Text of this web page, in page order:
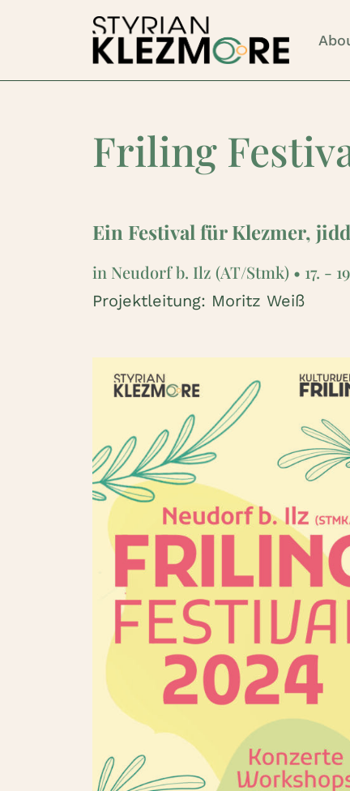
Friling
Ein Festival für Klezmer,
in Neudorf b. Ilz (AT/Stmk) • 17. -
Projektleitung: Moritz Weiß